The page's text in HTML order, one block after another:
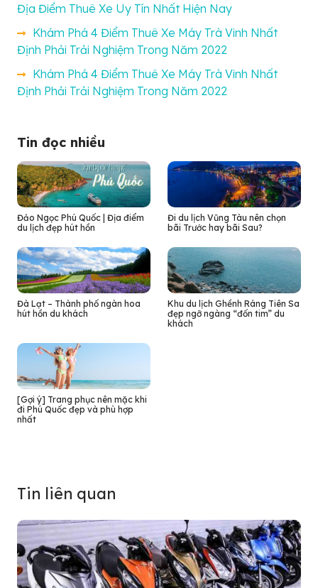
Địa Điểm Thuê Xe Uy Tín Nhất Hiện Nay
Khám Phá 4 Điểm Thuê Xe Máy Trà Vinh Nhất
Định Phải Trải Nghiệm Trong Năm 2022
Khám Phá 4 Điểm Thuê Xe Máy Trà Vinh Nhất
Định Phải Trải Nghiệm Trong Năm 2022
Tin đọc nhiều
Đảo Ngọc Phú Quốc | Địa điểm
du lịch đẹp hút hồn
Đi du lịch Vũng Tàu nên chọn
bãi Trước hay bãi Sau?
Đà Lạt – Thành phố ngàn hoa
hút hồn du khách
Khu du lịch Ghềnh Ráng Tiên Sa
đẹp ngỡ ngàng “đốn tim” du
khách
[Gợi ý] Trang phục nên mặc khi
đi Phú Quốc đẹp và phù hợp
nhất
Tin liên quan